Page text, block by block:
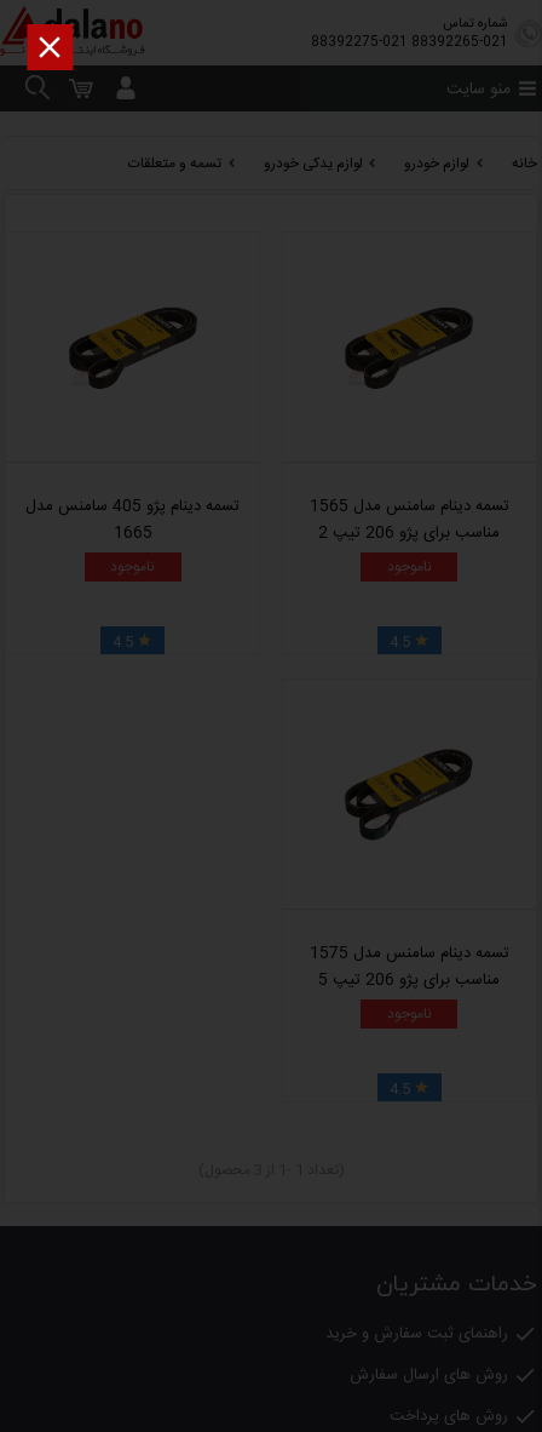
شماره تماس
88392265-021
88392275-021
منو سایت
خانه لوازم خودرو لوازم یدکی خودرو تسمه و متعلقات
تسمه دینام سامنس مدل 1565
مناسب برای پژو 206 تیپ 2
ناموجود

4.5
تسمه دینام پژو 405 سامنس مدل
1665
ناموجود

تسمه دینام سامنس مدل 1575
مناسب برای پژو 206 تیپ 5
ناموجود

4.5
خدمات مشتریان
 راهنمای ثبت سفارش و خرید
 روش های ارسال سفارش
 روش های پرداخت
